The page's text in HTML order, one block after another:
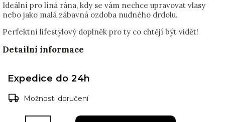
Ideální pro líná rána, kdy se vám nechce upravovat vlasy
nebo jako malá zábavná ozdoba nudného drdolu.
Perfektní lifestylový doplněk pro ty co chtějí být vidět!
Detailní informace
Expedice do 24h
Možnosti doručení